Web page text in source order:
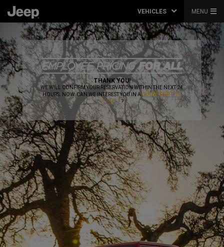
VEHICLES MENU
, THANK YOU!
, WE WILL CONFIRM YOUR RESERVATION WITHIN THE NEXT 24
HOURS. NOW. CAN WE INTEREST YOU IN AQUOTE FOR THIS
VEHICLE?
,